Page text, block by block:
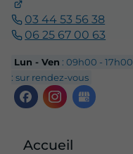
03 44 53 56 38
06 25 67 00 63
Lun - Ven : 09h00 - 17h00
: sur rendez-vous
Accueil